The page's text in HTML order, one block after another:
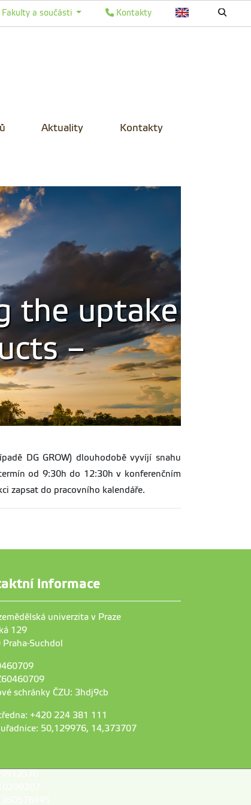
Kontakty
Fakulty a součásti
Aktuality Kontakty
the uptake
–
DG GROW) dlouhodobě vyvíjí snahu
od 9:30h do 12:30h v konferenčním
zapsat do pracovního kalendáře.
informace
univerzita v Praze
129
Suchdol
schránky ČZU: 3hdj9cb
+420 224 381 111
50,129976, 14,373707